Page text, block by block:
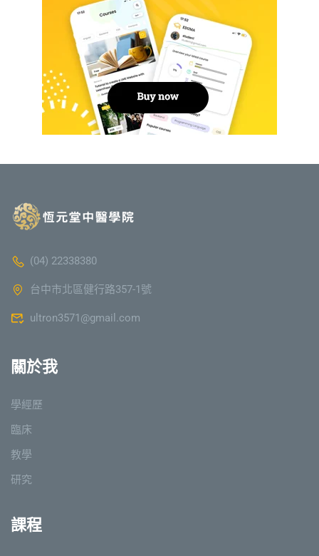
(04) 22338380
台中市北區健行路357-1號
ultron3571@gmail.com
關於我
學經歷
臨床
教學
研究
課程